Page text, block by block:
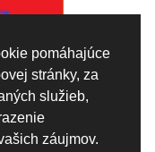
pomáhajúce
stránky, za
služieb,
záujmov.